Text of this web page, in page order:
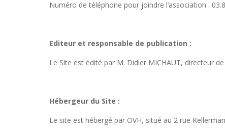
Numéro de téléphone pour joindre l’association :
Editeur et responsable de publication :
Le Site est édité par M. Didier MICHAUT, directeur
Hébergeur du Site :
Le site est hébergé par OVH, situé au 2 rue